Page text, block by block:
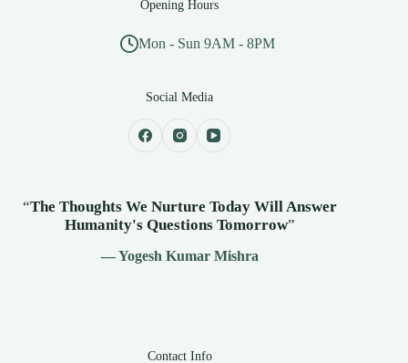
Opening Hours
Mon - Sun 9AM - 8PM
Social Media
“The Thoughts We Nurture Today Will Answer
Humanity's Questions Tomorrow”
— Yogesh Kumar Mishra
Contact Info